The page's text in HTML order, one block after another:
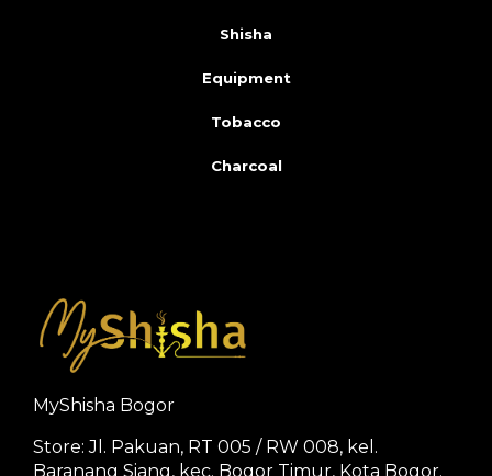
Shisha
Equipment
Tobacco
Charcoal
MyShisha Bogor
Store: Jl. Pakuan, RT 005 / RW 008, kel.
Baranang Siang, kec. Bogor Timur, Kota Bogor.